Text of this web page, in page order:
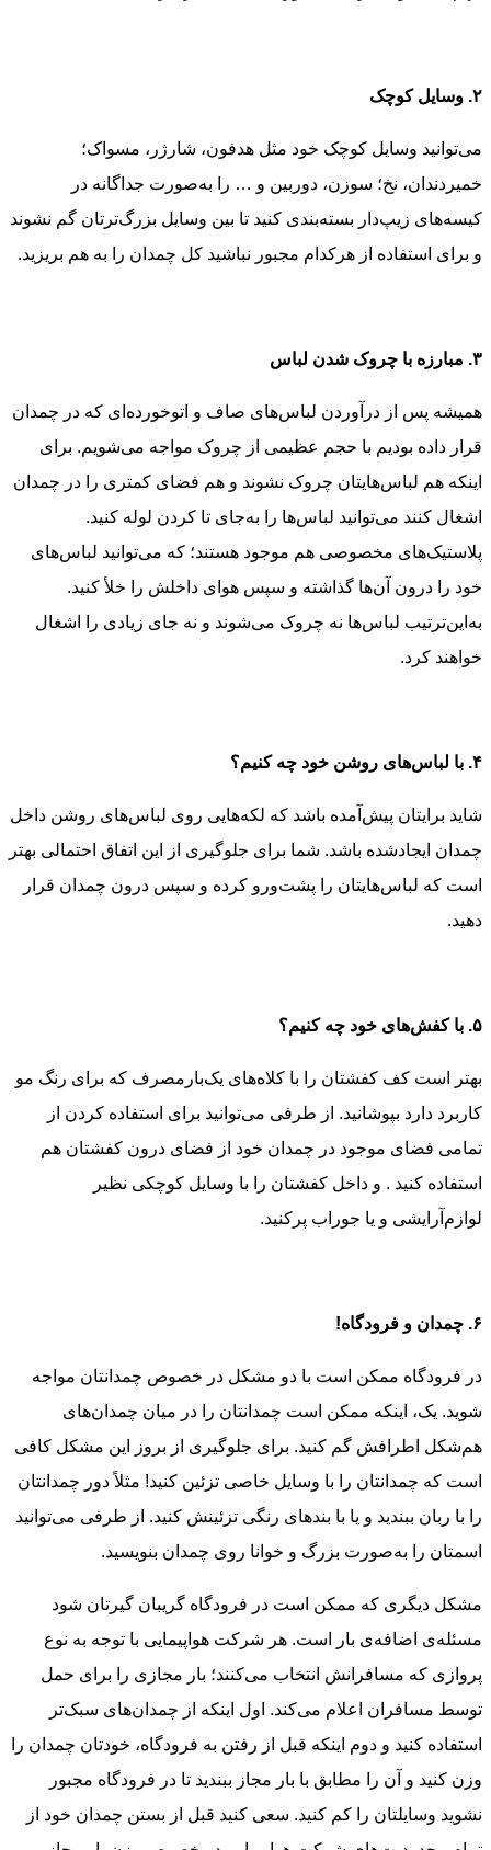
۲. وسایل کوچک
می‌توانید وسایل کوچک خود مثل هدفون، شارژر، مسواک؛
خمیردندان، نخ؛ سوزن، دوربین و … را به‌صورت جداگانه در
کیسه‌های زیپ‌دار بسته‌بندی کنید تا بین وسایل بزرگ‌ترتان گم نشوند
و برای استفاده از هرکدام مجبور نباشید کل چمدان را به هم بریزید.
۳. مبارزه با چروک شدن لباس
همیشه پس از درآوردن لباس‌های صاف و اتوخورده‌ای که در چمدان
قرار داده بودیم با حجم عظیمی از چروک مواجه می‌شویم. برای
اینکه هم لباس‌هایتان چروک نشوند و هم فضای کمتری را در چمدان
اشغال کنند می‌توانید لباس‌ها را به‌جای تا کردن لوله کنید.
پلاستیک‌های مخصوصی هم موجود هستند؛ که می‌توانید لباس‌های
خود را درون آن‌ها گذاشته و سپس هوای داخلش را خلأ کنید.
به‌این‌ترتیب لباس‌ها نه چروک می‌شوند و نه جای زیادی را اشغال
خواهند کرد.
۴. با لباس‌های روشن خود چه کنیم؟
شاید برایتان پیش‌آمده باشد که لکه‌هایی روی لباس‌های روشن داخل
چمدان ایجادشده باشد. شما برای جلوگیری از این اتفاق احتمالی بهتر
است که لباس‌هایتان را پشت‌ورو کرده و سپس درون چمدان قرار
دهید.
۵. با کفش‌های خود چه کنیم؟
بهتر است کف کفشتان را با کلاه‌های یک‌بارمصرف که برای رنگ مو
کاربرد دارد بپوشانید. از طرفی می‌توانید برای استفاده کردن از
تمامی فضای موجود در چمدان خود از فضای درون کفشتان هم
استفاده کنید . و داخل کفشتان را با وسایل کوچکی نظیر
لوازم‌آرایشی و یا جوراب پرکنید.
۶. چمدان و فرودگاه!
در فرودگاه ممکن است با دو مشکل در خصوص چمدانتان مواجه
شوید. یک، اینکه ممکن است چمدانتان را در میان چمدان‌های
هم‌شکل اطرافش گم کنید. برای جلوگیری از بروز این مشکل کافی
است که چمدانتان را با وسایل خاصی تزئین کنید! مثلاً دور چمدانتان
را با ربان ببندید و یا با بندهای رنگی تزئینش کنید. از طرفی می‌توانید
اسمتان را به‌صورت بزرگ و خوانا روی چمدان بنویسید.
مشکل دیگری که ممکن است در فرودگاه گریبان گیرتان شود
مسئله‌ی اضافه‌ی بار است. هر شرکت هواپیمایی با توجه به نوع
پروازی که مسافرانش انتخاب می‌کنند؛ بار مجازی را برای حمل
توسط مسافران اعلام می‌کند. اول اینکه از چمدان‌های سبک‌تر
استفاده کنید و دوم اینکه قبل از رفتن به فرودگاه، خودتان چمدان را
وزن کنید و آن را مطابق با بار مجاز ببندید تا در فرودگاه مجبور
نشوید وسایلتان را کم کنید. سعی کنید قبل از بستن چمدان خود از